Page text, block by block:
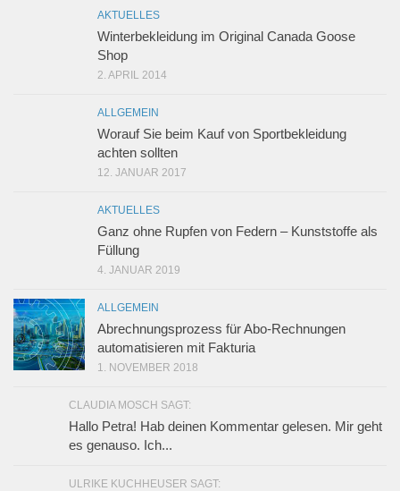
AKTUELLES
Winterbekleidung im Original Canada Goose
Shop
2. APRIL 2014
ALLGEMEIN
Worauf Sie beim Kauf von Sportbekleidung
achten sollten
12. JANUAR 2017
AKTUELLES
Ganz ohne Rupfen von Federn – Kunststoffe als
Füllung
4. JANUAR 2019
ALLGEMEIN
Abrechnungsprozess für Abo-Rechnungen
automatisieren mit Fakturia
1. NOVEMBER 2018
CLAUDIA MOSCH SAGT:
Hallo Petra! Hab deinen Kommentar gelesen. Mir geht
es genauso. Ich...
ULRIKE KUCHHEUSER SAGT: